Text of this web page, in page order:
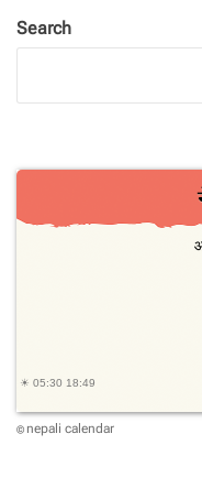
बि
Search
© nepali calendar